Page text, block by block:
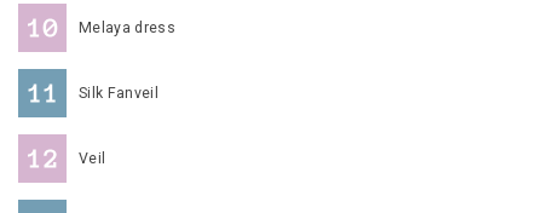
Melaya dress
Silk Fanveil
Veil